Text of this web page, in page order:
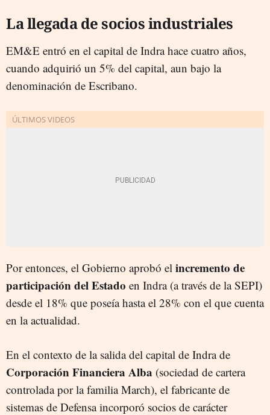
La llegada de socios industriales
EM&E entró en el capital de Indra hace cuatro años,
cuando adquirió un 5% del capital, aun bajo la
denominación de Escribano.
Por entonces, el Gobierno aprobó el incremento de
participación del Estado en Indra (a través de la SEPI)
desde el 18% que poseía hasta el 28% con el que cuenta
en la actualidad.
En el contexto de la salida del capital de Indra de
Corporación Financiera Alba (sociedad de cartera
controlada por la familia March), el fabricante de
sistemas de Defensa incorporó socios de carácter